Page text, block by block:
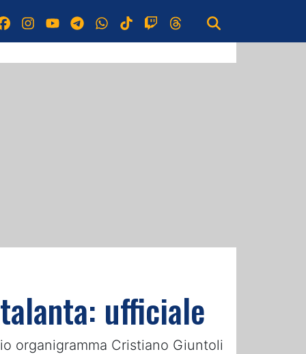
ufficiale
organigramma Cristiano Giuntoli